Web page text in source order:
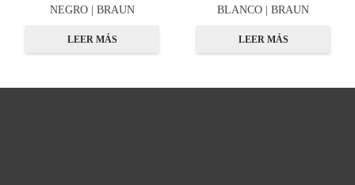
NEGRO | BRAUN
LEER MÁS
BLANCO | BRAUN
LEER MÁS